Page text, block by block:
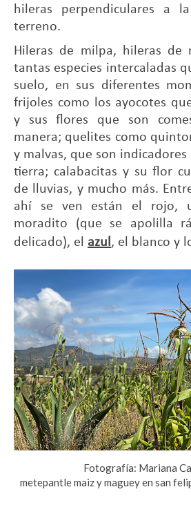
hileras perpendiculares a
terreno.
Hileras de milpa, hileras de
tantas especies intercaladas
suelo, en sus diferentes
frijoles como los ayocotes
y sus flores que son
manera; quelites como
y malvas, que son indicadores
tierra; calabacitas y su flor
de lluvias, y mucho más.
ahí se ven están el rojo,
moradito (que se apolilla
delicado), el azul, el blanco y
Fotografía: Mariana
metepantle maiz y maguey en san